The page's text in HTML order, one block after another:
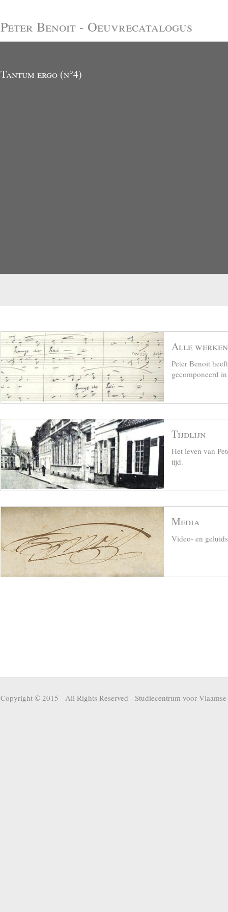
Peter Benoit - Oeuvrecatalogus
Tantum ergo (n°4)
Alle werken
Peter Benoit
gecomponeerd
Tijdlijn
Het leven van
tijd.
Media
Video- en
Copyright © 2015 - All Rights Reserved - Studiecentrum voor